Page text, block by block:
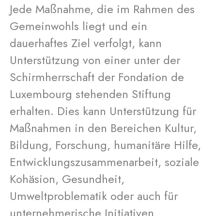
Jede Maßnahme, die im Rahmen des
Gemeinwohls liegt und ein
dauerhaftes Ziel verfolgt, kann
Unterstützung von einer unter der
Schirmherrschaft der Fondation de
Luxembourg stehenden Stiftung
erhalten. Dies kann Unterstützung für
Maßnahmen in den Bereichen Kultur,
Bildung, Forschung, humanitäre Hilfe,
Entwicklungszusammenarbeit, soziale
Kohäsion, Gesundheit,
Umweltproblematik oder auch für